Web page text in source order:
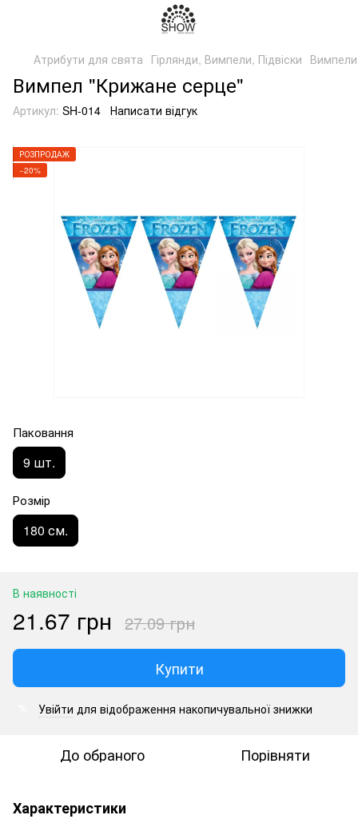
Атрибути для свята Гірлянди, Вимпели, Підвіски Вимпели
Вимпел "Крижане серце"
Артикул: SH-014 Написати відгук
РОЗПРОДАЖ
−20%
Паковання
9 шт.
Розмір
180 см.
В наявності
21.67 грн 27.09 грн
Купити
Увійти для відображення накопичувальної знижки
До обраного Порівняти
Характеристики